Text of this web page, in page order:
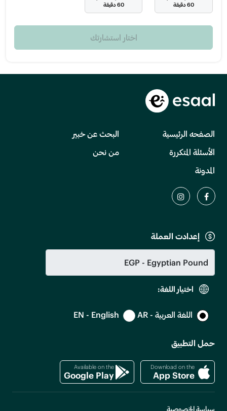
60 دقيقة
60 دقيقة
اختار استشارتك
الصفحه الرئيسية
البحث عن خبير
الأسئلة المتكررة
من نحن
المدونة
إعدادت العملة
اختيار اللغة:
اللغة العربية - AR EN - English
حمل التطبيق
Download on the
App Store
Available on the
Google Play
سياسة الخصوصية